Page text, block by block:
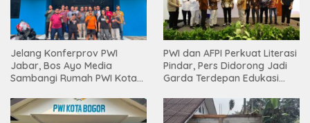
Jelang Konferprov PWI
Jabar, Bos Ayo Media
Sambangi Rumah PWI Kota
PWI dan AFPI Perkuat Literasi
Pindar, Pers Didorong Jadi
Garda Terdepan Edukasi